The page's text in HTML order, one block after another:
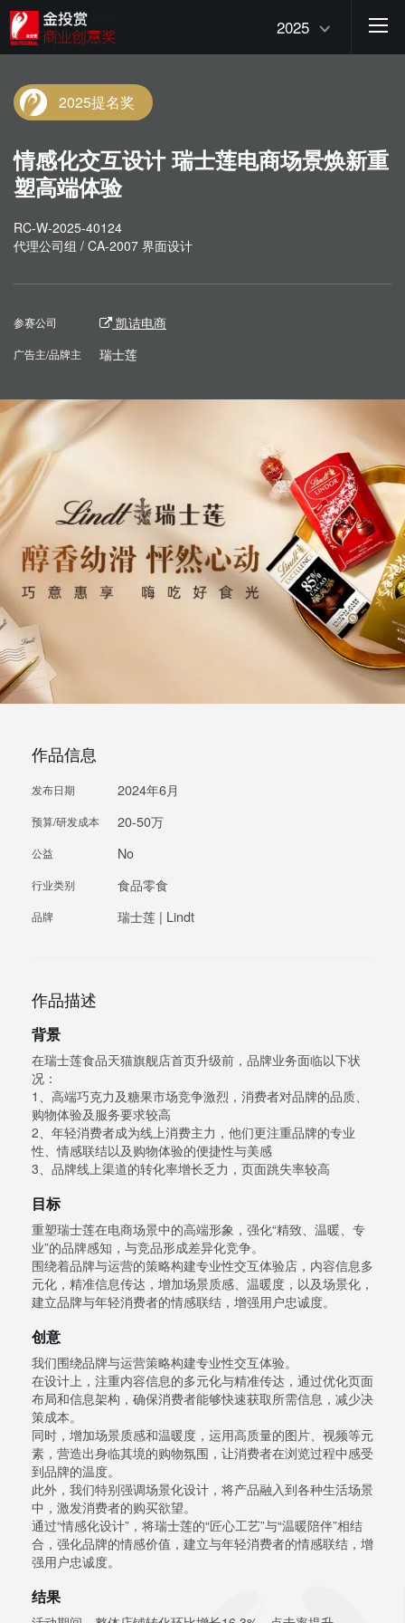
2025
2025提名奖
情感化交互设计 瑞士莲电商场景焕新重
塑高端体验
RC-W-2025-40124
代理公司组 / CA-2007 界面设计
参赛公司 凯诘电商
广告主/品牌主 瑞士莲
作品信息
发布日期 2024年6月
预算/研发成本 20-50万
公益 No
行业类别 食品零食
品牌 瑞士莲 | Lindt
作品描述
背景
在瑞士莲食品天猫旗舰店首页升级前，品牌业务面临以下状
况：
1、高端巧克力及糖果市场竞争激烈，消费者对品牌的品质、
购物体验及服务要求较高
2、年轻消费者成为线上消费主力，他们更注重品牌的专业
性、情感联结以及购物体验的便捷性与美感
3、品牌线上渠道的转化率增长乏力，页面跳失率较高
目标
重塑瑞士莲在电商场景中的高端形象，强化“精致、温暖、专
业”的品牌感知，与竞品形成差异化竞争。
围绕着品牌与运营的策略构建专业性交互体验店，内容信息多
元化，精准信息传达，增加场景质感、温暖度，以及场景化，
建立品牌与年轻消费者的情感联结，增强用户忠诚度。
创意
我们围绕品牌与运营策略构建专业性交互体验。
在设计上，注重内容信息的多元化与精准传达，通过优化页面
布局和信息架构，确保消费者能够快速获取所需信息，减少决
策成本。
同时，增加场景质感和温暖度，运用高质量的图片、视频等元
素，营造出身临其境的购物氛围，让消费者在浏览过程中感受
到品牌的温度。
此外，我们特别强调场景化设计，将产品融入到各种生活场景
中，激发消费者的购买欲望。
通过“情感化设计”，将瑞士莲的“匠心工艺”与“温暖陪伴”相结
合，强化品牌的情感价值，建立与年轻消费者的情感联结，增
强用户忠诚度。
结果